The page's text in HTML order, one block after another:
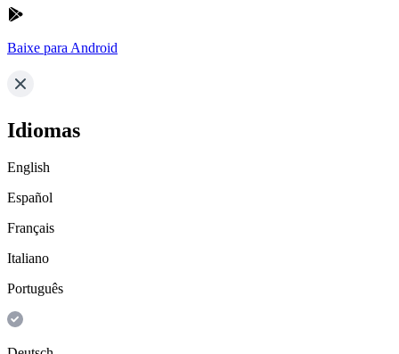
Baixe para Android
Idiomas
English
Español
Français
Italiano
Português